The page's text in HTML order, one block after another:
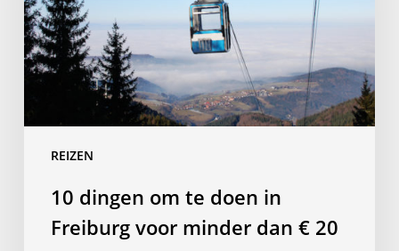
REIZEN
in
Freiburg
voor
10 dingen om te doen in
Freiburg voor minder dan € 20